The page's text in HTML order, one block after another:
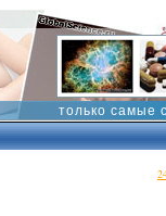
только самые